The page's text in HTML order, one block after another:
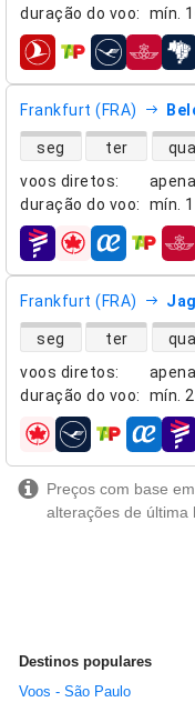
duração do voo: mín.
companhias aéreas
Frankfurt (FRA)
voos diretos:
duração do voo: mín.
disponibilidade de
seg ter qua
companhias aéreas
Frankfurt (FRA)
voos diretos:
duração do voo: mín.
disponibilidade de
seg ter qua
companhias aéreas
Preços com base
alterações de última
Destinos populares
Voos - São Paulo